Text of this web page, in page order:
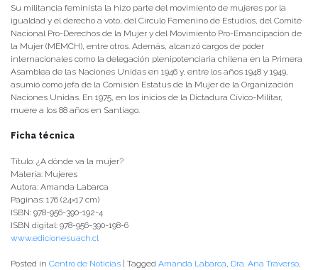
Su militancia feminista la hizo parte del movimiento de mujeres por la
igualdad y el derecho a voto, del Círculo Femenino de Estudios, del Comité
Nacional Pro-Derechos de la Mujer y del Movimiento Pro-Emancipación de
la Mujer (MEMCH), entre otros. Además, alcanzó cargos de poder
internacionales como la delegación plenipotenciaria chilena en la Primera
Asamblea de las Naciones Unidas en 1946 y, entre los años 1948 y 1949,
asumió como jefa de la Comisión Estatus de la Mujer de la Organización
Naciones Unidas. En 1975, en los inicios de la Dictadura Cívico-Militar,
muere a los 88 años en Santiago.
Ficha técnica
Título: ¿A dónde va la mujer?
Materia: Mujeres
Autora: Amanda Labarca
Páginas: 176 (24×17 cm)
ISBN: 978-956-390-192-4
ISBN digital: 978-956-390-198-6
www.edicionesuach.cl
Posted in Centro de Noticias Tagged Amanda Labarca, Dra. Ana Traverso,